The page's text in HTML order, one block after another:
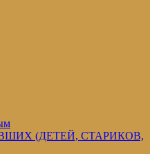
(ДЕТЕЙ, СТАРИКОВ,